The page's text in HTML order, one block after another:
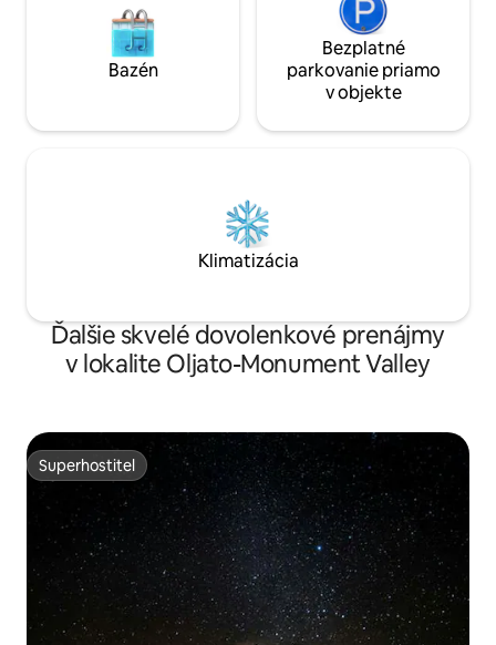
Bazén
Bezplatné
parkovanie priamo
v objekte
Klimatizácia
Ďalšie skvelé dovolenkové prenájmy
v lokalite Oljato-Monument Valley
Superhostiteľ
Superhostiteľ